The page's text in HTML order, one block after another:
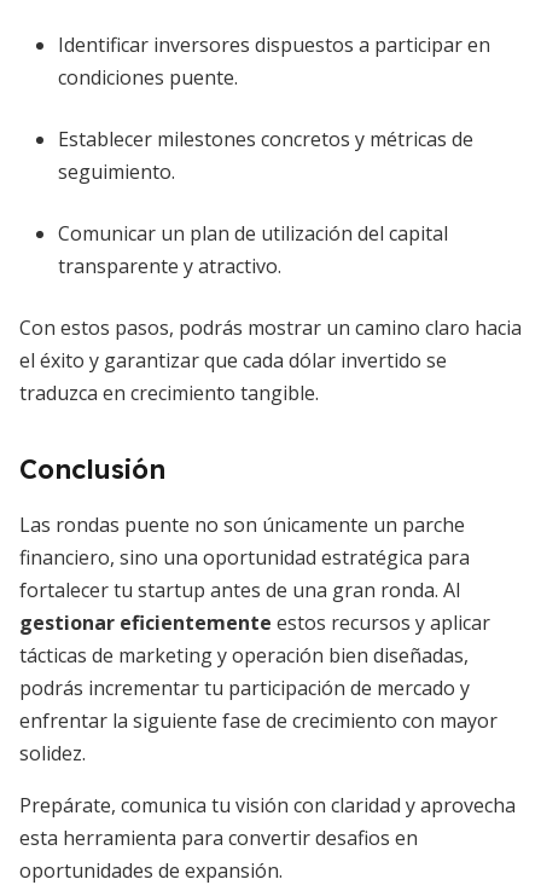
Identificar inversores dispuestos a participar en
condiciones puente.
Establecer milestones concretos y métricas de
seguimiento.
Comunicar un plan de utilización del capital
transparente y atractivo.
Con estos pasos, podrás mostrar un camino claro hacia
el éxito y garantizar que cada dólar invertido se
traduzca en crecimiento tangible.
Conclusión
Las rondas puente no son únicamente un parche
financiero, sino una oportunidad estratégica para
fortalecer tu startup antes de una gran ronda. Al
gestionar eficientemente estos recursos y aplicar
tácticas de marketing y operación bien diseñadas,
podrás incrementar tu participación de mercado y
enfrentar la siguiente fase de crecimiento con mayor
solidez.
Prepárate, comunica tu visión con claridad y aprovecha
esta herramienta para convertir desafios en
oportunidades de expansión.